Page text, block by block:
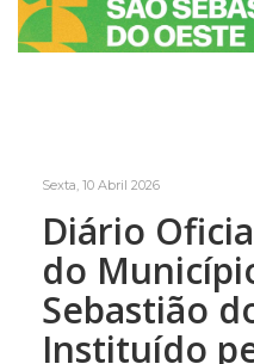
Sexta, 10 Abril 2026
Diário
do
Sebastião
Instituído